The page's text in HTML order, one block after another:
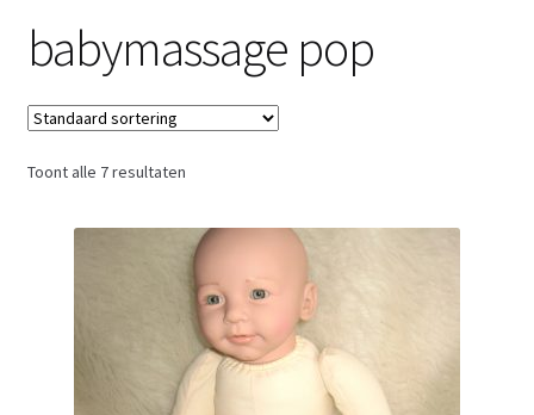
Afrekenen
babymassage pop
Toont alle 7 resultaten